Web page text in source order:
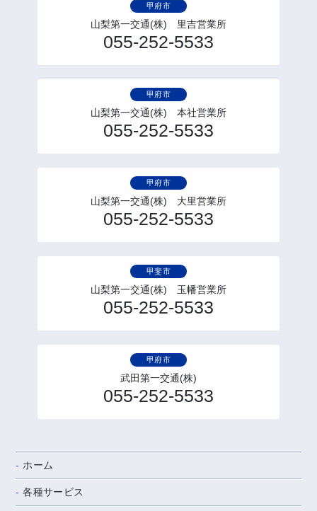
甲府市
山梨第一交通(株) 里吉営業所
055-252-5533
甲府市
山梨第一交通(株) 本社営業所
055-252-5533
甲府市
山梨第一交通(株) 大里営業所
055-252-5533
甲斐市
山梨第一交通(株) 玉幡営業所
055-252-5533
甲府市
武田第一交通(株)
055-252-5533
ホーム
各種サービス